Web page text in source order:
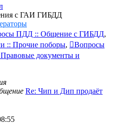
с ГАИ ГИБДД
ПДД :: Общение с ГИБДД,
:: Прочие поборы,
Вопросы
Правовые документы и
Re: Чип и Дип продаёт